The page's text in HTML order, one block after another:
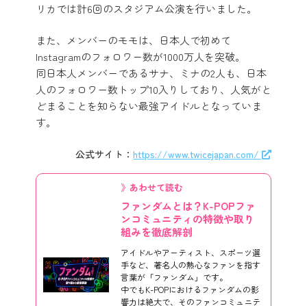
リカでは計6回のスタジアム公演を行いました。
また、メンバーのモモは、日本人で初めて
Instagramのフォロワー数が1000万人を突破。
同日本人メンバーであるサナ、ミナの2人も、日本
人のフォロワー数トップ10入りしており、人気がと
どまることを知らない最強アイドルとなっていま
す。
公式サイト：https://www.twicejapan.com/
》あわせて読む
ファンダムとは？K-POPファ
ンコミュニティの特徴や取り
組みを徹底解剖
アイドルやアーティスト、スポーツ選
手など、著名人の熱心なファンを指す
言葉が「ファンダム」です。
中でもK-POPにおけるファンダムの影
響力は絶大で、そのファンコミュニテ